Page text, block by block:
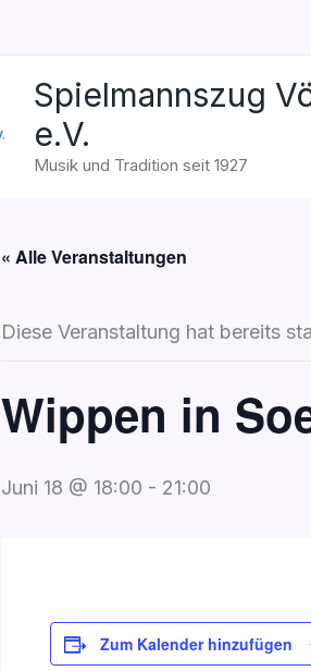
Spielmannszug
e.V.
Musik und Tradition seit 1927
« Alle Veranstaltungen
Diese Veranstaltung hat bereits
Wippen in
Juni 18 @ 18:00 - 21:00
Zum Kalender hinzufügen